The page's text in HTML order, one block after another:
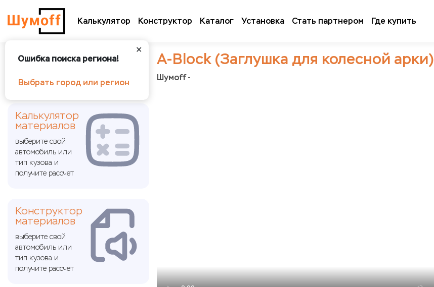
Калькулятор Конструктор Каталог Установка Стать партнером Где купить
✕
Ошибка поиска региона!
Выбрать город или регион
А-Block (Заглушка для колесной арки)
Шумoff -
Калькулятор
материалов
выберите свой
автомобиль или
тип кузова и
получите рассчет
Конструктор
материалов
выберите свой
автомобиль или
тип кузова и
получите рассчет